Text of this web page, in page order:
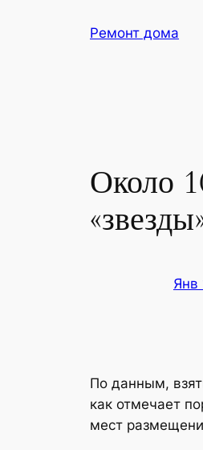
Ремонт дома
Около
Янв
По данным,
как отмечает
мест